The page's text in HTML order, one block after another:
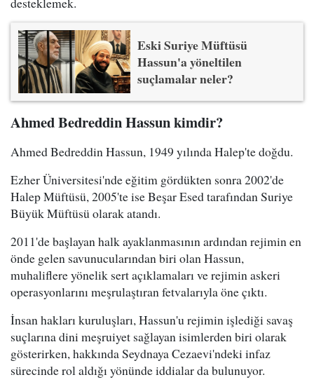
Eski Suriye Müftüsü
Hassun'a yöneltilen
suçlamalar neler?
Ahmed Bedreddin Hassun kimdir?
Ahmed Bedreddin Hassun, 1949 yılında Halep'te doğdu.
Ezher Üniversitesi'nde eğitim gördükten sonra 2002'de
Halep Müftüsü, 2005'te ise Beşar Esed tarafından Suriye
Büyük Müftüsü olarak atandı.
2011'de başlayan halk ayaklanmasının ardından rejimin en
önde gelen savunucularından biri olan Hassun,
muhaliflere yönelik sert açıklamaları ve rejimin askeri
operasyonlarını meşrulaştıran fetvalarıyla öne çıktı.
İnsan hakları kuruluşları, Hassun'u rejimin işlediği savaş
suçlarına dini meşruiyet sağlayan isimlerden biri olarak
gösterirken, hakkında Seydnaya Cezaevi'ndeki infaz
sürecinde rol aldığı yönünde iddialar da bulunuyor.